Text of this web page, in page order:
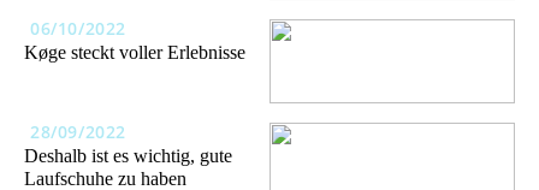
06/10/2022
Køge steckt voller Erlebnisse
28/09/2022
Deshalb ist es wichtig, gute
Laufschuhe zu haben